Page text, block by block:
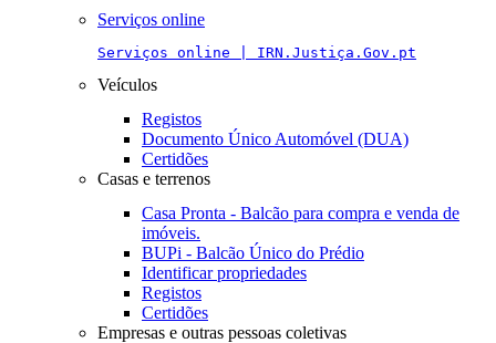
Serviços online
Serviços online | IRN.Justiça.Gov.pt
Veículos
Registos
Documento Único Automóvel (DUA)
Certidões
Casas e terrenos
Casa Pronta - Balcão para compra e venda de
imóveis.
BUPi - Balcão Único do Prédio
Identificar propriedades
Registos
Certidões
Empresas e outras pessoas coletivas